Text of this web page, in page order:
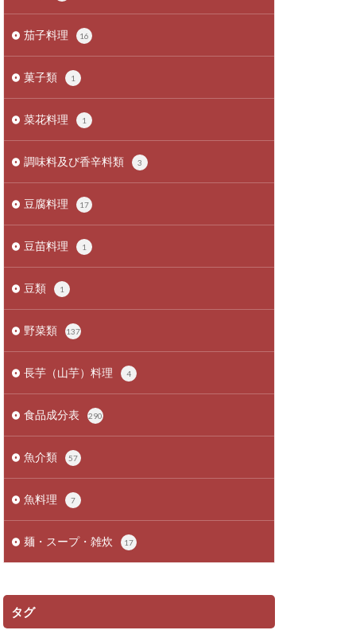
茄子料理 16
菓子類 1
菜花料理 1
調味料及び香辛料類 3
豆腐料理 17
豆苗料理 1
豆類 1
野菜類 137
長芋（山芋）料理 4
食品成分表 290
魚介類 57
魚料理 7
麺・スープ・雑炊 17
タグ